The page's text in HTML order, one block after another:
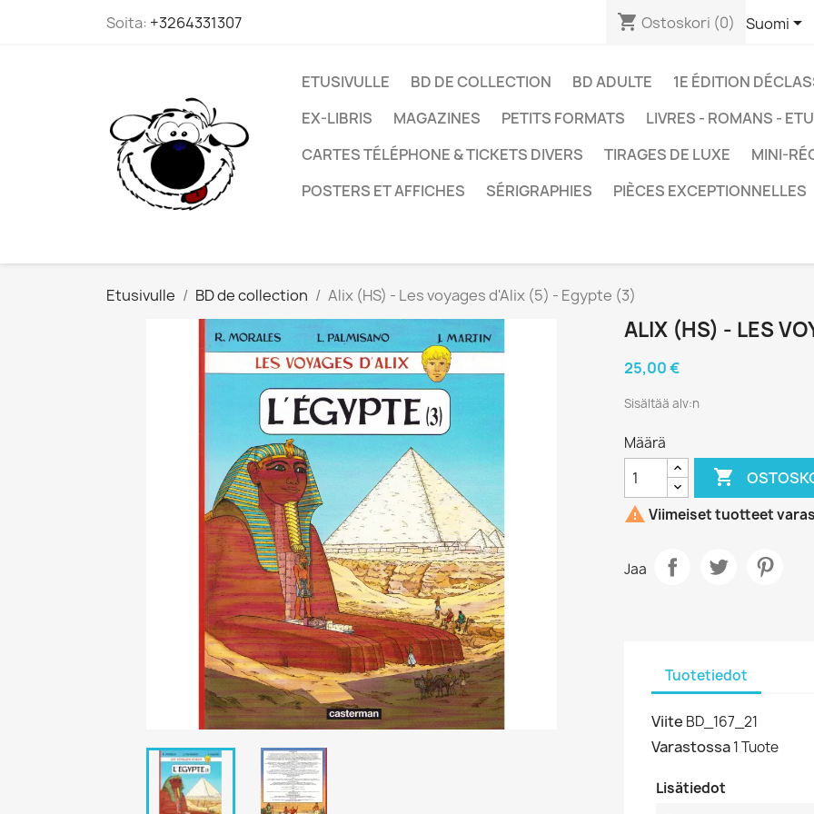
Soita: +3264331307 shopping_cart Ostoskori (0) Suomi
ETUSIVULLE BD DE COLLECTION BD ADULTE 1E ÉDITION
EX-LIBRIS
MAGAZINES PETITS FORMATS LIVRES - ROMANS -
CARTES TÉLÉPHONE & TICKETS DIVERS
TIRAGES DE LUXE
MINI-
POSTERS ET AFFICHES
SÉRIGRAPHIES PIÈCES EXCEPTIONNELLES
Etusivulle BD de collection Alix (HS) - Les voyages d'Alix (5) - Egypte (3)
ALIX (HS) - LES
25,00 €
Sisältää alv:n
Määrä

 Viimeiset tuotteet
Jaa
Tuotetiedot
Viite BD_167_21
Varastossa1 Tuote
Lisätiedot